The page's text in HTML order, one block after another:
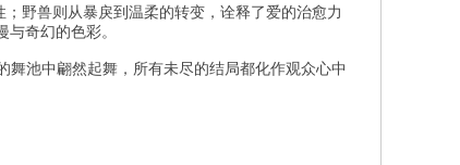
野兽则从暴戾到温柔的转变，诠释了爱的治愈力
奇幻的色彩。
舞池中翩然起舞，所有未尽的结局都化作观众心中